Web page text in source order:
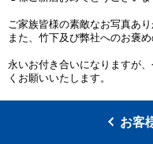
ご家族皆様の素敵なお写真あり
また、竹下及び弊社へのお褒
永いお付き合いになりますが
くお願いいたします。
お客